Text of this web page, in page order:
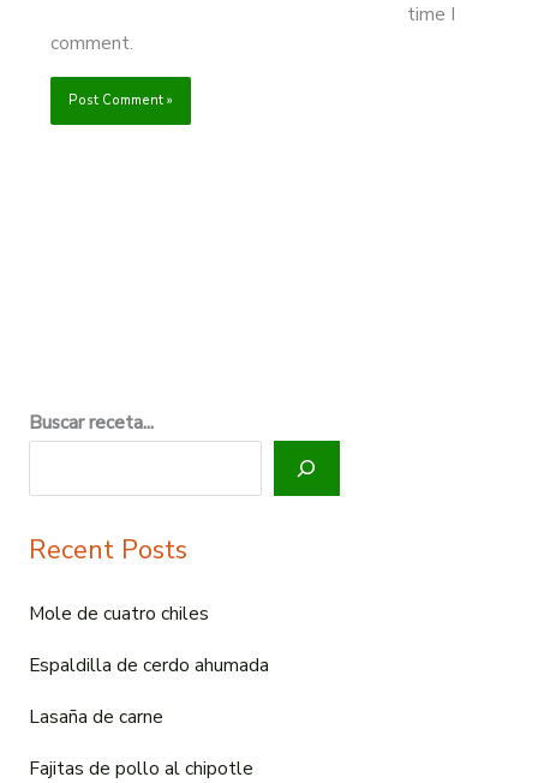
Buscar receta...
Recent Posts
Mole de cuatro chiles
Espaldilla de cerdo ahumada
Lasaña de carne
Fajitas de pollo al chipotle
time I
comment.